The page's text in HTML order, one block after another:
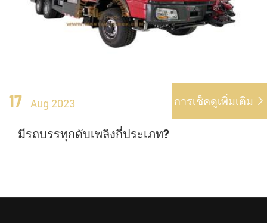
17 Aug 2023 การเช็คดูเพิ่มเติม 
มีรถบรรทุกดับเพลิงกี่ประเภท?